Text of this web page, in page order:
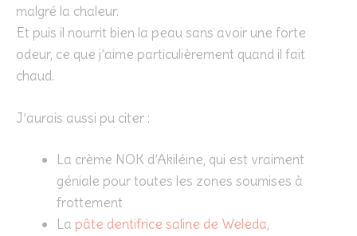
malgré la chaleur.
Et puis il nourrit bien la peau sans avoir une forte
odeur, ce que j’aime particulièrement quand il fait
chaud.
J’aurais aussi pu citer :
La crème NOK d’Akiléine, qui est vraiment
géniale pour toutes les zones soumises à
frottement
La pâte dentifrice saline de Weleda,